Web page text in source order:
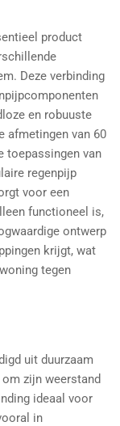
product
Deze verbinding
en robuuste
afmetingen van 60
toepassingen van
regenpijp
voor een
functioneel is,
ontwerp
krijgt, wat
tegen
uit duurzaam
zijn weerstand
ideaal voor
in